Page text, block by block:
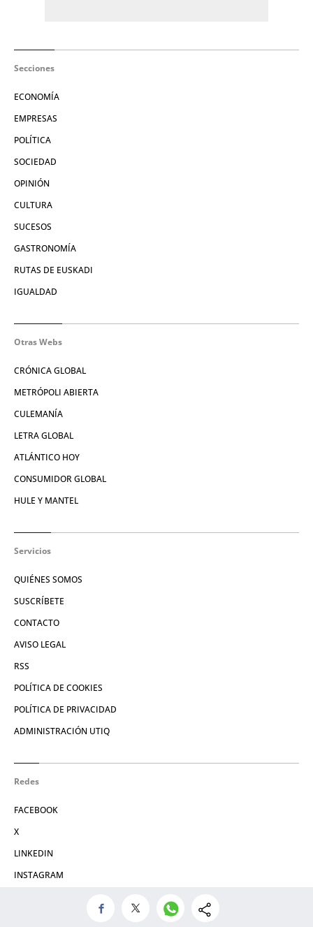
Secciones
ECONOMÍA
EMPRESAS
POLÍTICA
SOCIEDAD
OPINIÓN
CULTURA
SUCESOS
GASTRONOMÍA
RUTAS DE EUSKADI
IGUALDAD
Otras Webs
CRÓNICA GLOBAL
METRÓPOLI ABIERTA
CULEMANÍA
LETRA GLOBAL
ATLÁNTICO HOY
CONSUMIDOR GLOBAL
HULE Y MANTEL
Servicios
QUIÉNES SOMOS
SUSCRÍBETE
CONTACTO
AVISO LEGAL
RSS
POLÍTICA DE COOKIES
POLÍTICA DE PRIVACIDAD
ADMINISTRACIÓN UTIQ
Redes
FACEBOOK
X
LINKEDIN
INSTAGRAM